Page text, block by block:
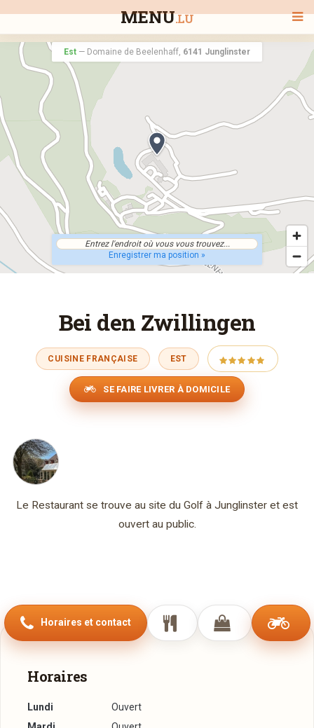
MENU.LU
TOUS LES RESTAURANTS
RECHERCHER UN RESTAURANT
Est — Domaine de Beelenhaff, 6141 Junglinster
Enregistrer ma position »
Bei den Zwillingen
CUISINE FRANÇAISE EST
SE FAIRE LIVRER À DOMICILE
Le Restaurant se trouve au site du Golf à Junglinster et est
ouvert au public.
Horaires et contact
Horaires
Lundi
Ouvert